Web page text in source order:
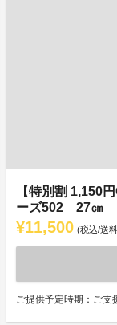
【特別割 1,150
ーズ502 27㎝
¥11,500 (税込/送
ご提供予定時期：ご支